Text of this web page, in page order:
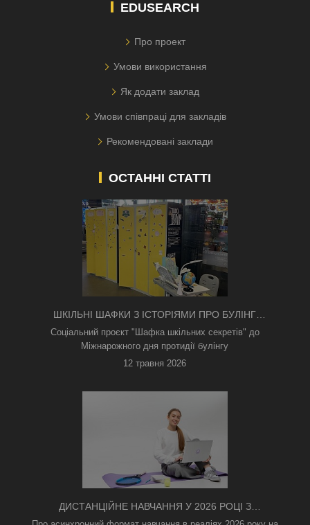
EDUSEARCH
Про проект
Умови використання
Як додати заклад
Умови співпраці для закладів
Рекомендовані заклади
ОСТАННІ СТАТТІ
ШКІЛЬНІ ШАФКИ З ІСТОРІЯМИ ПРО БУЛІНГ
З'ЯВИЛИСЯ В КИЄВІ
Соціальний проєкт "Шафка шкільних секретів" до
Міжнарожного дня протидії булінгу
12 травня 2026
ДИСТАНЦІЙНЕ НАВЧАННЯ У 2026 РОЦІ З
ТРИВОГАМИ ТА БЕЗ СВІТЛА: ЯК АСИНХРОННИЙ